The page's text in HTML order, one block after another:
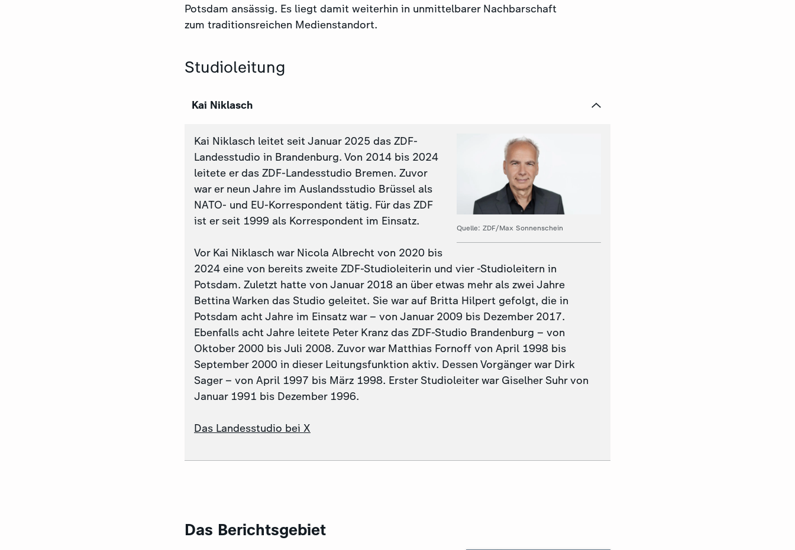
Potsdam ansässig. Es liegt damit weiterhin in unmittelbarer Nachbarschaft
zum traditionsreichen Medienstandort.
Studioleitung
Kai Niklasch
Quelle: ZDF/Max Sonnenschein
Kai Niklasch leitet seit Januar 2025 das ZDF-
Landesstudio in Brandenburg. Von 2014 bis 2024
leitete er das ZDF-Landesstudio Bremen. Zuvor
war er neun Jahre im Auslandsstudio Brüssel als
NATO- und EU-Korrespondent tätig. Für das ZDF
ist er seit 1999 als Korrespondent im Einsatz.
Vor Kai Niklasch war Nicola Albrecht von 2020 bis
2024 eine von bereits zweite ZDF-Studioleiterin und vier -Studioleitern in
Potsdam. Zuletzt hatte von Januar 2018 an über etwas mehr als zwei Jahre
Bettina Warken das Studio geleitet. Sie war auf Britta Hilpert gefolgt, die in
Potsdam acht Jahre im Einsatz war – von Januar 2009 bis Dezember 2017.
Ebenfalls acht Jahre leitete Peter Kranz das ZDF-Studio Brandenburg – von
Oktober 2000 bis Juli 2008. Zuvor war Matthias Fornoff von April 1998 bis
September 2000 in dieser Leitungsfunktion aktiv. Dessen Vorgänger war Dirk
Sager – von April 1997 bis März 1998. Erster Studioleiter war Giselher Suhr von
Januar 1991 bis Dezember 1996.
Das Landesstudio bei X
Das Berichtsgebiet